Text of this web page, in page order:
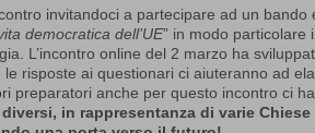
invitandoci a partecipare ad un bando
democratica dell’UE” in modo particolare
L’incontro online del 2 marzo ha
risposte ai questionari ci aiuteranno ad
preparatori anche per questo incontro ci
in rappresentanza di varie